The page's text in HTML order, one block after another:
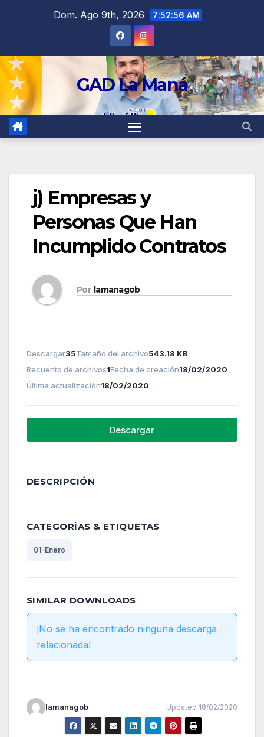
Dom. Ago 9th, 2026 7:52:56 AM
GAD La Maná
j) Empresas y
Personas Que Han
Incumplido Contratos
Por lamanagob
Descargar35Tamaño del archivo543.18 KB
Recuento de archivos1Fecha de creación18/02/2020
Última actualización18/02/2020
Descargar
DESCRIPCIÓN
CATEGORÍAS & ETIQUETAS
01-Enero
SIMILAR DOWNLOADS
¡No se ha encontrado ninguna descarga
relacionada!
lamanagob Updated 18/02/2020